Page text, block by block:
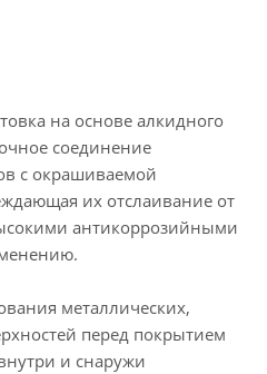
на основе алкидного
соединение
с окрашиваемой
их отслаивание от
антикоррозийными
металлических,
перед покрытием
и снаружи